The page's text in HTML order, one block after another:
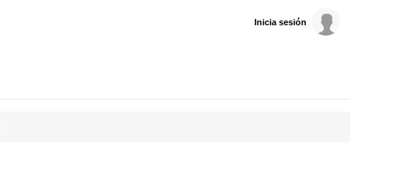
Inicia sesión